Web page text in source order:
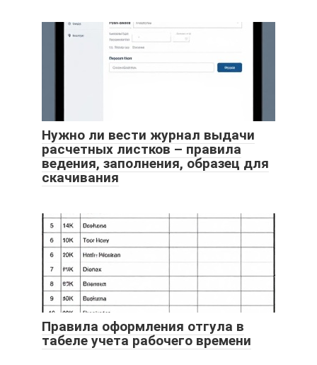
Нужно ли вести журнал выдачи
расчетных листков – правила
ведения, заполнения, образец для
скачивания
Правила оформления отгула в
табеле учета рабочего времени